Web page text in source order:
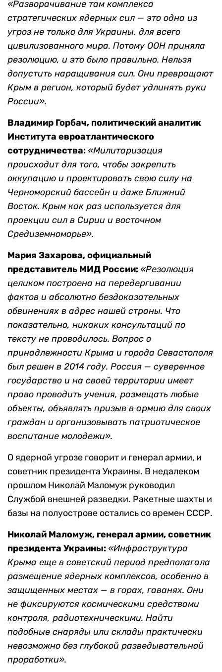
«Разворачивание там комплекса
стратегических ядерных сил — это одна из
угроз не только для Украины, для всего
цивилизованного мира. Потому ООН приняла
резолюцию, и это было правильно. Нельзя
допустить наращивания сил. Они превращают
Крым в регион, который будет удлинять руки
России».
Владимир Горбач, политический аналитик
Института евроатлантического
сотрудничества: «Милитаризация
происходит для того, чтобы закрепить
оккупацию и проектировать свою силу на
Черноморский бассейн и даже Ближний
Восток. Крым как раз используется для
проекции сил в Сирии и восточном
Средиземноморье».
Мария Захарова, официальный
представитель МИД России: «Резолюция
целиком построена на передергивании
фактов и абсолютно бездоказательных
обвинениях в адрес нашей страны. Что
показательно, никаких консультаций по
тексту не проводилось. Вопрос о
принадлежности Крыма и города Севастополя
был решен в 2014 году. Россия — суверенное
государство и на своей территории имеет
право проводить учения, размещать любые
объекты, объявлять призыв в армию для своих
граждан и организовывать патриотическое
воспитание молодежи».
О ядерной угрозе говорит и генерал армии, и
советник президента Украины. В недалеком
прошлом Николай Маломуж руководил
Службой внешней разведки. Ракетные шахты и
базы на полуострове остались со времен СССР.
Николай Маломуж, генерал армии, советник
президента Украины: «Инфраструктура
Крыма еще в советский период предполагала
размещение ядерных комплексов, особенно в
защищенных местах — в горах, гаванях. Они
не фиксируются космическими средствами
контроля, радиотехническими. Найти
подобные снаряды или склады практически
невозможно без глубокой разведывательной
проработки».